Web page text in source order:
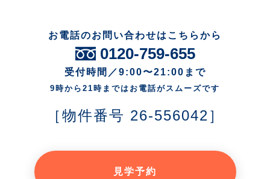
お電話のお問い合わせはこちらから
0120-759-655
受付時間／9:00〜21:00まで
9時から21時まではお電話がスムーズです
［物件番号 26-556042］
見学予約